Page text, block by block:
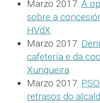
Marzo 2017: A
sobre a
HVdX
Marzo 2017:
cafetería e da
Xunqueira
Marzo 2017:
retrasos do